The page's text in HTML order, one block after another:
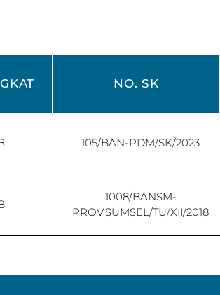
NO. SK
105/BAN-PDM/SK/2023
1008/BANSM-
PROV.SUMSEL/TU/XII/2018